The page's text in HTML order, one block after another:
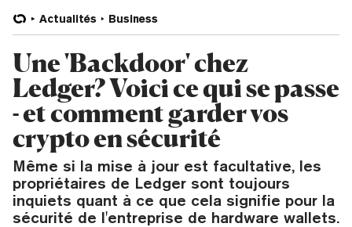
Actualités Business
Une 'Backdoor' chez
Ledger? Voici ce qui se passe
- et comment garder vos
crypto en sécurité
Même si la mise à jour est facultative, les
propriétaires de Ledger sont toujours
inquiets quant à ce que cela signifie pour la
sécurité de l'entreprise de hardware wallets.